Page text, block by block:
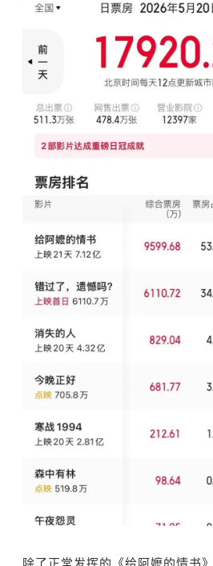
除了正常发挥的《给阿嬷的情书